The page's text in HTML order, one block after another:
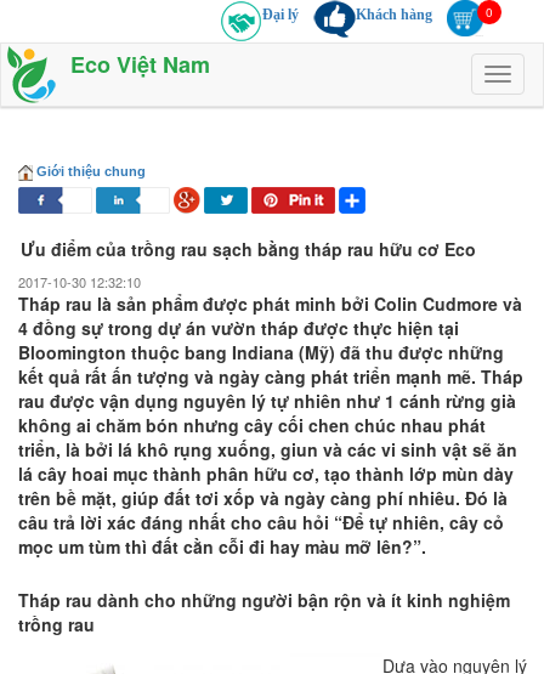
Đại lý Khách hàng
Eco Việt Nam
Giới thiệu chung
Ưu điểm của trồng rau sạch bằng tháp rau hữu cơ Eco
2017-10-30 12:32:10
Tháp rau là sản phẩm được phát minh bởi Colin Cudmore và
4 đồng sự trong dự án vườn tháp được thực hiện tại
Bloomington thuộc bang Indiana (Mỹ) đã thu được những
kết quả rất ấn tượng và ngày càng phát triển mạnh mẽ. Tháp
rau được vận dụng nguyên lý tự nhiên như 1 cánh rừng già
không ai chăm bón nhưng cây cối chen chúc nhau phát
triển, là bởi lá khô rụng xuống, giun và các vi sinh vật sẽ ăn
lá cây hoai mục thành phân hữu cơ, tạo thành lớp mùn dày
trên bề mặt, giúp đất tơi xốp và ngày càng phí nhiêu. Đó là
câu trả lời xác đáng nhất cho câu hỏi “Để tự nhiên, cây cỏ
mọc um tùm thì đất cằn cỗi đi hay màu mỡ lên?”.
Tháp rau dành cho những người bận rộn và ít kinh nghiệm
trồng rau
Dựa vào nguyên lý